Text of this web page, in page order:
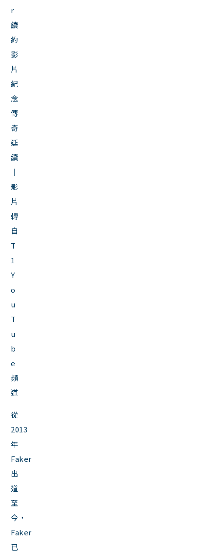
r
續
約
影
片
紀
念
傳
奇
延
續
｜
影
片
轉
自
T
1
Y
o
u
T
u
b
e
頻
道
從
2013
年
Faker
出
道
至
今，
Faker
已